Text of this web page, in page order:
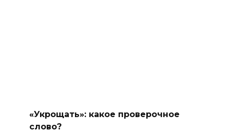
«Укрощать»: какое проверочное
слово?